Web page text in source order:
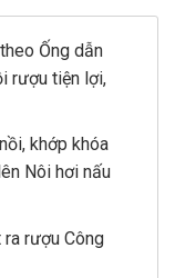
₫.
Ống dẫn
rượu tiện lợi,
khớp khóa
Nôi hơi nấu
ra rượu Công